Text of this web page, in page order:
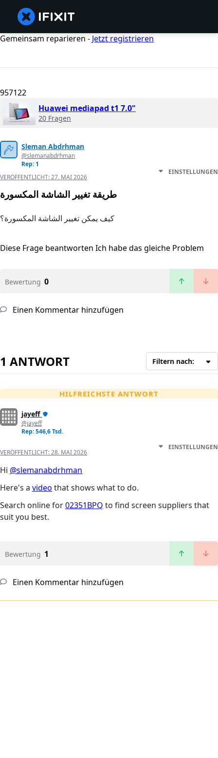
Gemeinsam reparieren - Jetzt registrieren
957122
Huawei mediapad t1 7.0"
20 Fragen
Sleman Abdrhman
@slemanabdrhman
Rep: 1
VERÖFFENTLICHT:27. MAI 2026
EINSTELLUNGEN
طريقة تغيير الشاشة المكسورة
كيف يمكن تغيير الشاشة المكسورة؟
Diese Frage beantworten Ich habe das gleiche Problem
Bewertung 0
Einen Kommentar hinzufügen
1 ANTWORT Filtern nach:
HILFREICHSTE ANTWORT
jayeff
@jayeff
Rep: 546,6 Tsd.
VERÖFFENTLICHT:28. MAI 2026
EINSTELLUNGEN
Hi @slemanabdrhman
Here's a video that shows what to do.
Search online for02351BPQ to find screen suppliers that
suit you best.
Bewertung 1
Einen Kommentar hinzufügen